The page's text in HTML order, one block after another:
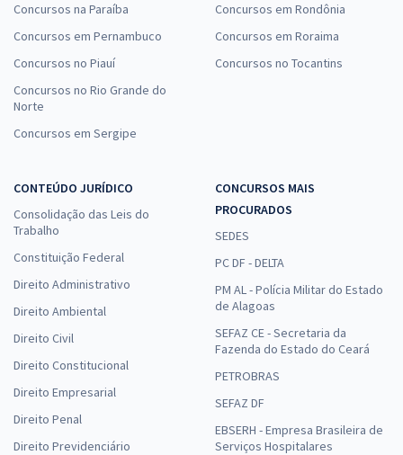
Concursos na Paraíba
Concursos em Pernambuco
Concursos no Piauí
Concursos no Rio Grande do
Norte
Concursos em Sergipe
Concursos em Rondônia
Concursos em Roraima
Concursos no Tocantins
CONTEÚDO JURÍDICO
Consolidação das Leis do
Trabalho
Constituição Federal
Direito Administrativo
Direito Ambiental
Direito Civil
Direito Constitucional
Direito Empresarial
Direito Penal
Direito Previdenciário
CONCURSOS MAIS
PROCURADOS
SEDES
PC DF - DELTA
PM AL - Polícia Militar do Estado
de Alagoas
SEFAZ CE - Secretaria da
Fazenda do Estado do Ceará
PETROBRAS
SEFAZ DF
EBSERH - Empresa Brasileira de
Serviços Hospitalares